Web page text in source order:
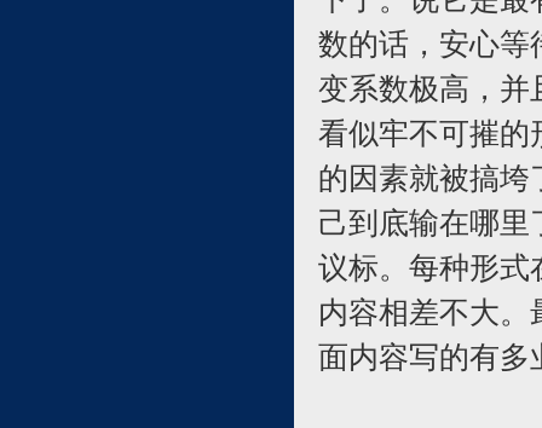
数的话，安心等
变系数极高，并
看似牢不可摧的
的因素就被搞垮
己到底输在哪里
议标。每种形式
内容相差不大
面内容写的有多